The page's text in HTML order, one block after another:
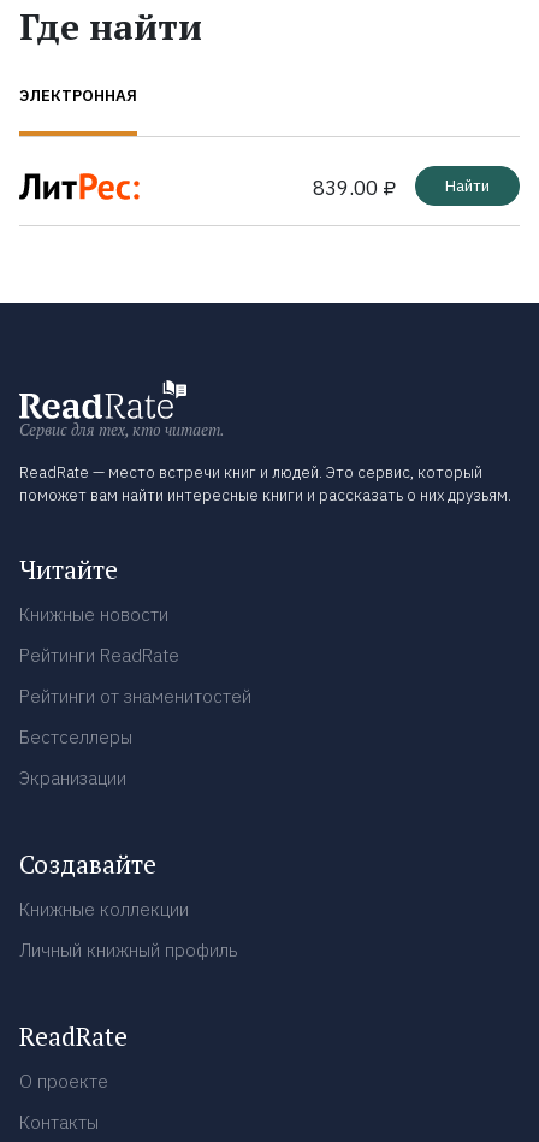
Где найти
ЭЛЕКТРОННАЯ
839.00 ₽ Найти
Сервис для тех, кто читает.
ReadRate — место встречи книг и людей. Это сервис, который
поможет вам найти интересные книги и рассказать о них друзьям.
Читайте
Книжные новости
Рейтинги ReadRate
Рейтинги от знаменитостей
Бестселлеры
Экранизации
Создавайте
Книжные коллекции
Личный книжный профиль
ReadRate
О проекте
Контакты